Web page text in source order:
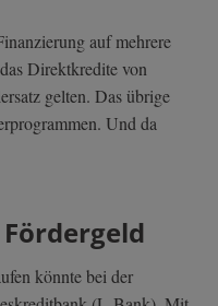
auf mehrere
Direktkredite von
gelten. Das übrige
Und da
könnte bei der